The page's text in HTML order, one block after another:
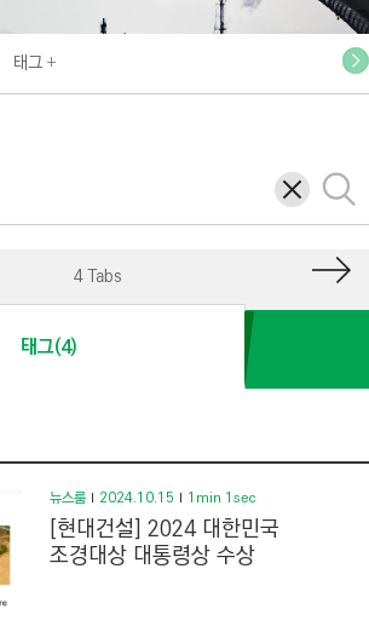
E
N
I
O
S
T
R
태그
삭
제
검
색
4 Tabs
태그(4)
뉴스룸 2024.10.15 1min 1sec
[현대건설] 2024 대한민국
조경대상 대통령상 수상